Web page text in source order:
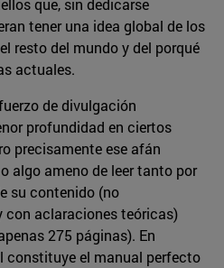
que, sin dedicarse
tener una idea global de los
resto del mundo y del porqué
actuales.
de divulgación
profundidad en ciertos
precisamente ese afán
algo ameno de leer tanto por
su contenido (no
con aclaraciones teóricas)
275 páginas). En
constituye el manual perfecto